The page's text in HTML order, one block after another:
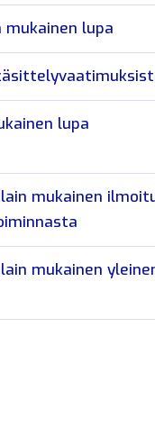
lupa
lupa
mukainen
mukainen